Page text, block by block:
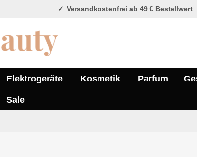
Versandkostenfrei ab 49 € Bestellwert
Elektrogeräte Kosmetik Parfum
Sale